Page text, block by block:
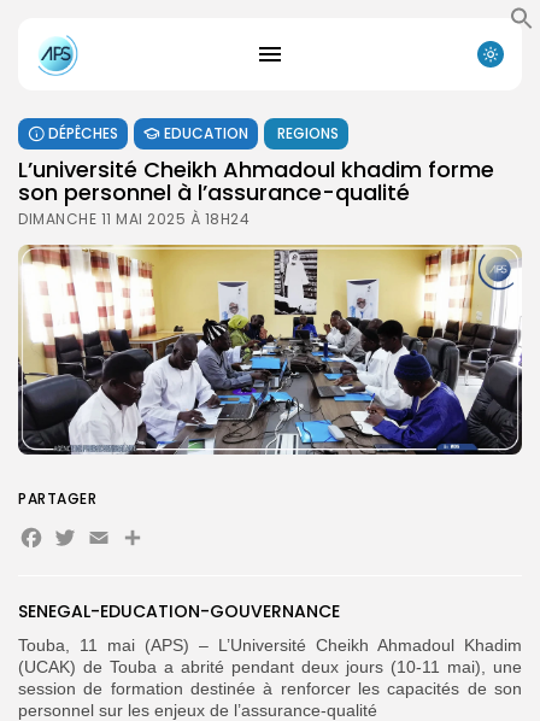
Search
for: Button
FR
DÉPÊCHES EDUCATION REGIONS
L’université Cheikh Ahmadoul khadim forme
son personnel à l’assurance-qualité
DIMANCHE 11 MAI 2025 À 18H24
‎SENEGAL-EDUCATION-GOUVERNANCE
Touba, 11 mai (APS) – L’Université Cheikh Ahmadoul Khadim
(UCAK) de Touba a abrité pendant deux jours (10-11 mai), une
session de formation destinée à renforcer les capacités de son
personnel sur les enjeux de l’assurance-qualité
PARTAGER
Facebook
Twitter
Email